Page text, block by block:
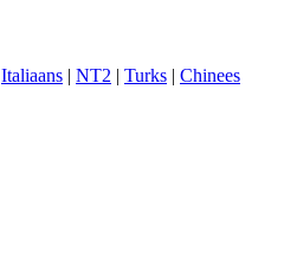
Italiaans | NT2 | Turks | Chinees